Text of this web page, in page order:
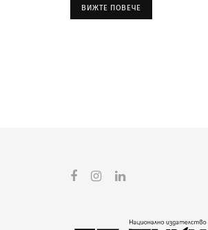
ВИЖТЕ ПОВЕЧЕ